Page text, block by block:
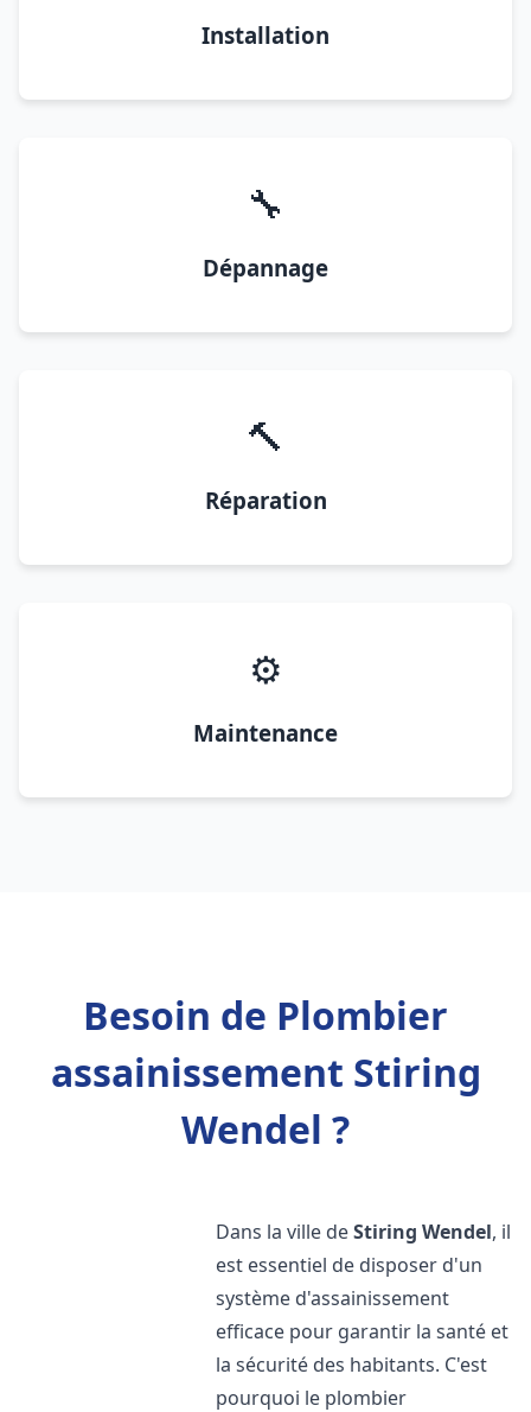
Installation
🔧
Dépannage
🔨
Réparation
⚙️
Maintenance
Besoin de Plombier
assainissement Stiring
Wendel ?
Dans la ville deStiring Wendel, il
est essentiel de disposer d'un
système d'assainissement
efficace pour garantir la santé et
la sécurité des habitants. C'est
pourquoi le plombier